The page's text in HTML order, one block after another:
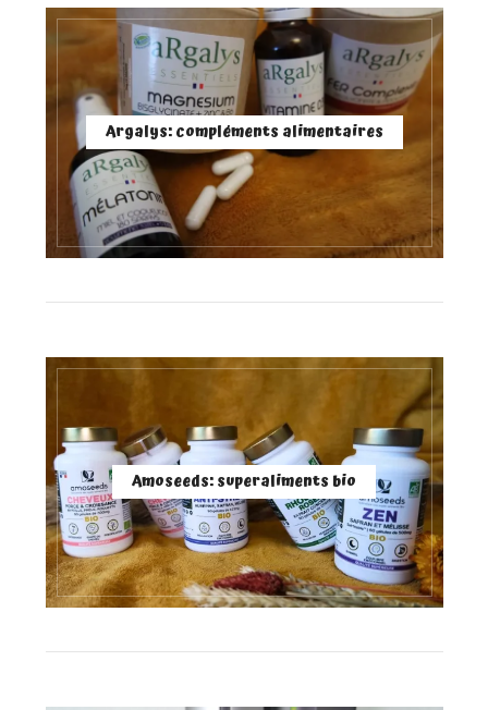
Argalys: compléments alimentaires
Amoseeds: superaliments bio